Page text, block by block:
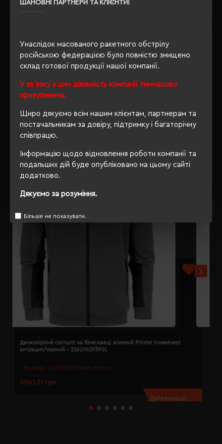
ШАНОВНІ ПАРТНЕРИ ТА КЛІЄНТИ!
Унаслідок масованого ракетного обстрілу
російською федерацією було повністю знищено
склад готової продукції нашої компанії.
У зв'язку з цим діяльність компанії тимчасово
призупинена.
Щиро дякуємо всім нашим клієнтам, партнерам та
постачальникам за довіру, підтримку і багаторічну
співпрацю.
Інформацію щодо відновлення роботи компанії та
подальших дій буде опубліковано на цьому сайті
додатково.
Дякуємо за розуміння.
Більше не показувати.
так
ОПИС
РЕКОМЕНДУЄМО
Модель: 2262062(Printer Prime)
Двоколірний світшот на блискавці жіночий Printer Sweatvest
антрацит/чорний - 22620629390L
3041.51 грн
Детальніше...